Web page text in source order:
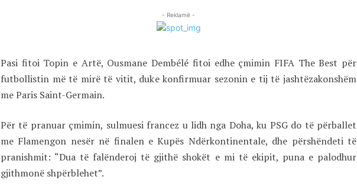
- Reklamë -
Pasi fitoi Topin e Artë, Ousmane Dembélé fitoi edhe çmimin FIFA The Best për
futbollistin më të mirë të vitit, duke konfirmuar sezonin e tij të jashtëzakonshëm
me Paris Saint-Germain.
Për të pranuar çmimin, sulmuesi francez u lidh nga Doha, ku PSG do të përballet
me Flamengon nesër në finalen e Kupës Ndërkontinentale, dhe përshëndeti të
pranishmit: “Dua të falënderoj të gjithë shokët e mi të ekipit, puna e palodhur
gjithmonë shpërblehet”.